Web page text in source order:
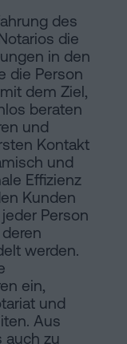
des
die
in den
die Person
dem Ziel,
beraten
und
Kontakt
und
Effizienz
Kunden
Person
werden.
ein,
und
Aus
auch zu